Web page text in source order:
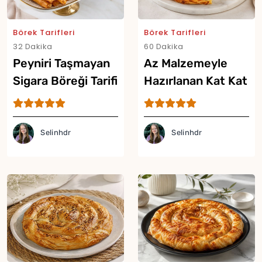
Börek Tarifleri
32 Dakika
Peyniri Taşmayan
Sigara Böreği Tarifi
Selinhdr
Börek Tarifleri
60 Dakika
Az Malzemeyle
Hazırlanan Kat Kat
Börek Tarifi
Selinhdr